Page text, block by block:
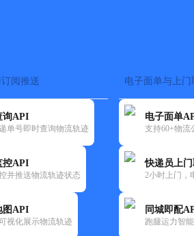
阅推送
询API
单号即时查询物流轨迹
控API
并推送物流轨迹状态
图API
视化展示物流轨迹
电子面单与上门
电子面单
支持60+物流
快递员上
2小时上门，
同城即配
跑腿运力智
快运大全 快递时效